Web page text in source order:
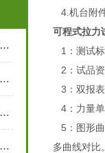
步入式恒温房库房保温墙体的优势
水冷氙灯老化箱的尺寸为什么只做一个尺寸的原因
怎么鉴定温度冲击箱风循环调节挡板运行是否正常
如何判断或检查高低温试验箱门封的密封性
4.机台附
可程式拉力
1：测试
2：试品
3：双报
4：力量
5：图形曲
多曲线对比